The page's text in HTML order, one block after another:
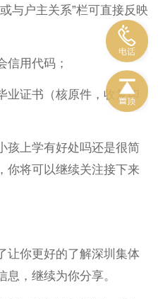
与户主关系”栏可直接反映
用代码；
证书（核原件，收复印
上学有好处吗还是很简
你将可以继续关注接下来
你更好的了解深圳集体
息，继续为你分享。